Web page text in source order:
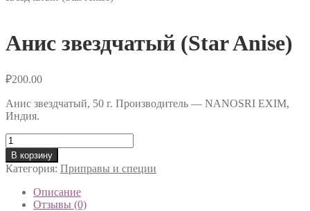
Анис звездчатый (Star Anise)
₽200.00
Анис звездчатый, 50 г. Производитель — NANOSRI EXIM,
Индия.
Количество
товара
Анис
звездчатый
(Star
Anise)
В корзину
Категория: Приправы и специи
Описание
Отзывы (0)